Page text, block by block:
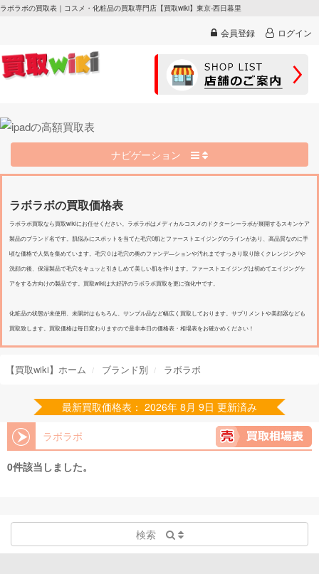
ラボラボの買取表｜コスメ・化粧品の買取専門店【買取wiki】東京-西日暮里
会員登録 ログイン
ナビゲーション
ラボラボの買取価格表
ラボラボ買取なら買取wikiにお任せください。ラボラボはメディカルコスメのドクターシーラボが展開するスキンケア
製品のブランド名です。肌悩みにスポットを当てた毛穴0肌とファーストエイジングのラインがあり、高品質なのに手
頃な価格で人気を集めています。毛穴０は毛穴の奥のファンデ―ションや汚れまですっきり取り除くクレンジングや
洗顔の後、保湿製品で毛穴をキュッと引きしめて美しい肌を作ります。ファーストエイジングは初めてエイジングケ
アをする方向けの製品です。買取wikiは大好評のラボラボ買取を更に強化中です。
化粧品の状態が未使用、未開封はもちろん、サンプル品など幅広く買取しております。サプリメントや美顔器なども
買取致します。買取価格は毎日変わりますので是非本日の価格表・相場表をお確かめください！
【買取wiki】ホーム ブランド別 ラボラボ
最新買取価格表： 2026年 8月 9日 更新済み
ラボラボ
0件該当しました。
検索